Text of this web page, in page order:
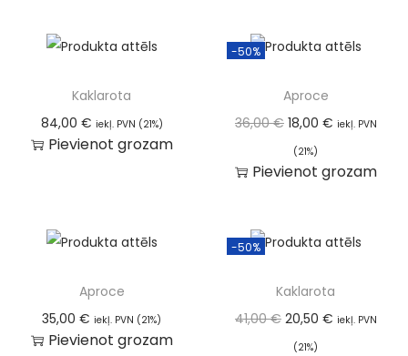
Kaklarota
84,00 € iekļ. PVN (21%)
Pievienot grozam
-50%
Aproce
36,00€ 18,00 € iekļ. PVN
(21%)
Pievienot grozam
Aproce
35,00€ iekļ. PVN (21%)
Pievienot grozam
-50%
Kaklarota
41,00€ 20,50 € iekļ. PVN
(21%)